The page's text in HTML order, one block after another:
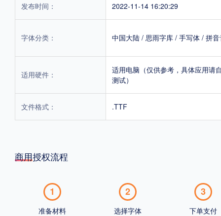
发布时间： 2022-11-14 16:20:29
字体分类： 中国大陆 / 思雨字库 / 手写体 / 拼
适用硬件：
适用电脑（仅供参考，具体应用请
测试）
文件格式： .TTF
商用授权流程
1
准备材料
2
选择字体
3
下单支付